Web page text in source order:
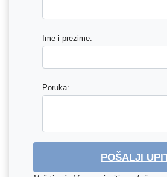
Ime i prezime:
Poruka:
POŠALJI